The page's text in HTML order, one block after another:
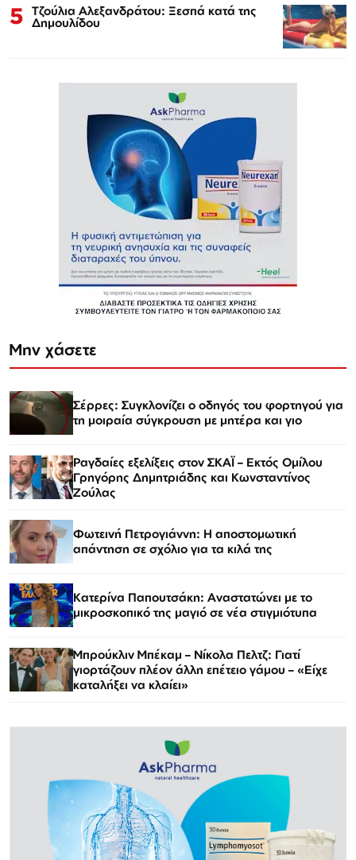
5 Τζούλια Αλεξανδράτου: Ξεσπά κατά της
Δημουλίδου
Μην χάσετε
Σέρρες: Συγκλονίζει ο οδηγός του φορτηγού για
τη μοιραία σύγκρουση με μητέρα και γιο
Ραγδαίες εξελίξεις στον ΣΚΑΪ – Εκτός Ομίλου
Γρηγόρης Δημητριάδης και Κωνσταντίνος
Ζούλας
Φωτεινή Πετρογιάννη: Η αποστομωτική
απάντηση σε σχόλιο για τα κιλά της
Κατερίνα Παπουτσάκη: Αναστατώνει με το
μικροσκοπικό της μαγιό σε νέα στιγμιότυπα
Μπρούκλιν Μπέκαμ – Νίκολα Πελτζ: Γιατί
γιορτάζουν πλέον άλλη επέτειο γάμου – «Είχε
καταλήξει να κλαίει»